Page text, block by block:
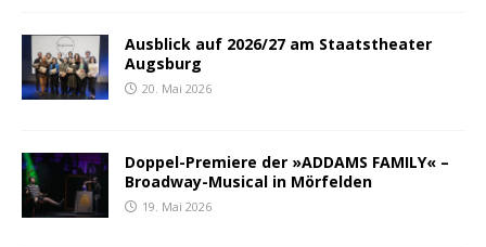
Ausblick auf 2026/27 am Staatstheater
Augsburg
20. Mai 2026
Doppel-Premiere der »ADDAMS FAMILY« –
Broadway-Musical in Mörfelden
19. Mai 2026